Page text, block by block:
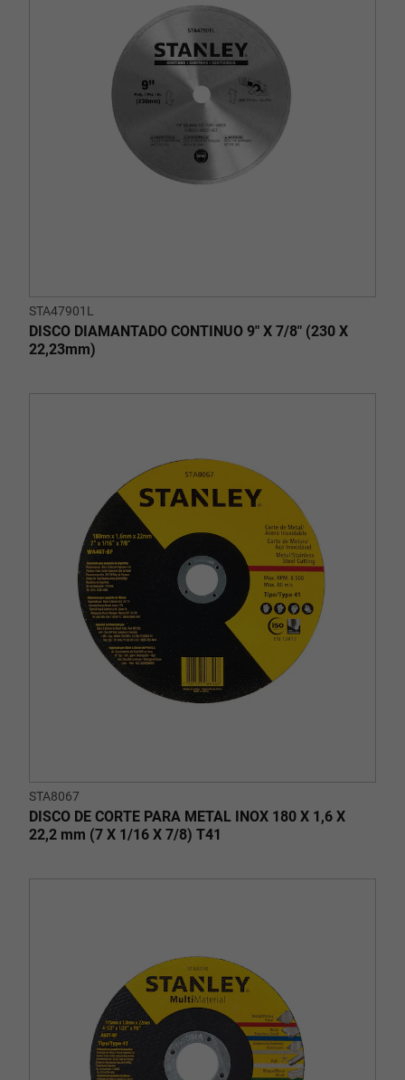
STA47901L
DISCO DIAMANTADO CONTINUO 9" X 7/8" (230 X
22,23mm)
STA8067
DISCO DE CORTE PARA METAL INOX 180 X 1,6 X
22,2 mm (7 X 1/16 X 7/8) T41